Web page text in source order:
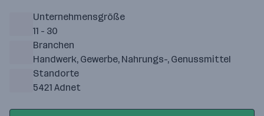
Unternehmensgröße
11 - 30
Branchen
Handwerk, Gewerbe, Nahrungs-, Genussmittel
Standorte
5421 Adnet